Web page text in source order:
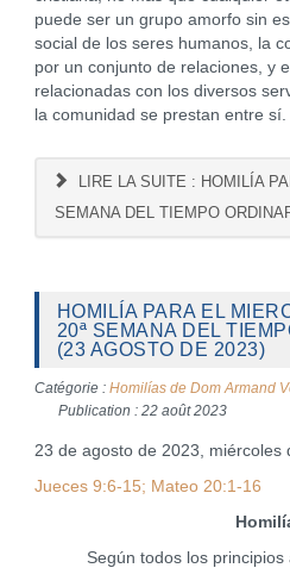
puede ser un grupo amorfo sin
social de los seres humanos, la
por un conjunto de relaciones, y
relacionadas con los diversos
la comunidad se prestan entre sí.
LIRE LA SUITE : HOMILÍA
SEMANA DEL TIEMPO
HOMILÍA PARA EL
20ª SEMANA DEL
(23 AGOSTO DE 2023)
Catégorie : Homilías de Dom Armand
Publication : 22 août 2023
23 de agosto de 2023, miércoles
Jueces 9:6-15; Mateo 20:1-16
Según todos los principios